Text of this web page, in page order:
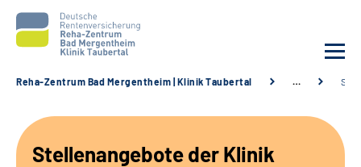
Unsere Angebote
Reha-Zentrum Bad Mergentheim | Klinik Taubertal …
Stellenangebote der Klinik